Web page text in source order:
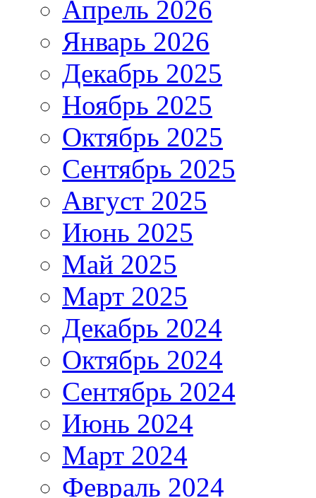
Апрель 2026
Январь 2026
Декабрь 2025
Ноябрь 2025
Октябрь 2025
Сентябрь 2025
Август 2025
Июнь 2025
Май 2025
Март 2025
Декабрь 2024
Октябрь 2024
Сентябрь 2024
Июнь 2024
Март 2024
Февраль 2024